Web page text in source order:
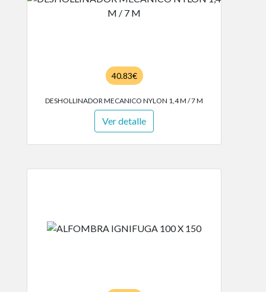
40.83€
DESHOLLINADOR MECANICO NYLON 1,4 M / 7 M
Ver detalle